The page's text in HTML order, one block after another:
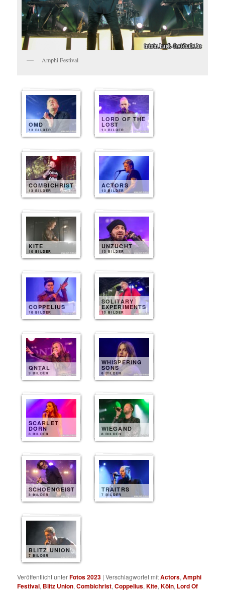
Amphi Festival
OMD
13 BILDER
LORD OF THE
LOST
13 BILDER
COMBICHRIST
13 BILDER
ACTORS
10 BILDER
KITE
10 BILDER
UNZUCHT
10 BILDER
COPPELIUS
10 BILDER
SOLITARY
EXPERIMENTS
10 BILDER
QNTAL
9 BILDER
WHISPERING
SONS
8 BILDER
SCARLET
DORN
8 BILDER
WIEGAND
8 BILDER
SCHOENGEIST
8 BILDER
TRAITRS
7 BILDER
BLITZ UNION
7 BILDER
Veröffentlicht unterFotos 2023 |Verschlagwortet mitActors,Amphi
Festival, Blitz Union,Combichrist,Coppelius,Kite,Köln, Lord Of